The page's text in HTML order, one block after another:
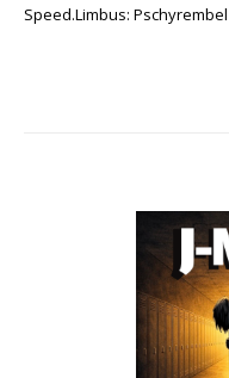
Speed.Limbus: Pschyrembel